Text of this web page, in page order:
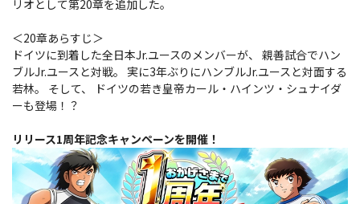
リオとして第20章を追加した。
＜20章あらすじ＞
ドイツに到着した全日本Jr.ユースのメンバーが、 親善試合でハン
ブルJr.ユースと対戦。 実に3年ぶりにハンブルJr.ユースと対面する
若林。 そして、 ドイツの若き皇帝カール・ハインツ・シュナイダ
ーも登場！？
リリース1周年記念キャンペーンを開催！